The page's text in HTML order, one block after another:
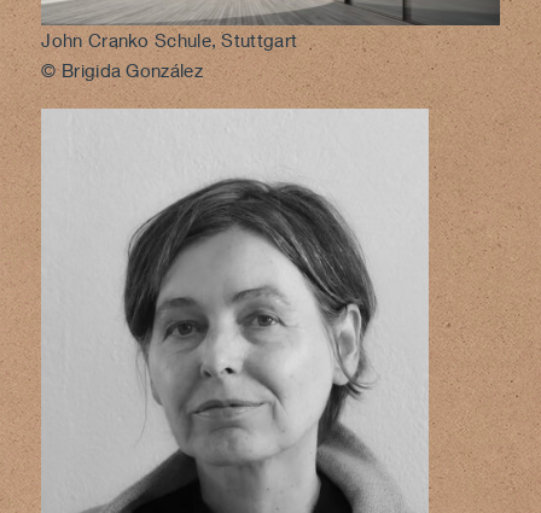
John Cranko Schule, Stuttgart
© Brigida González